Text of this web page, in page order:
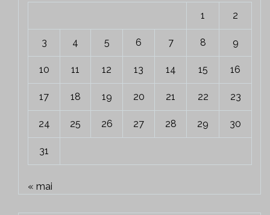
1
2
3 4 5 6 7 8 9
10 11 12 13 14 15 16
17 18 19 20 21 22 23
24 25 26 27 28 29 30
31
« mai